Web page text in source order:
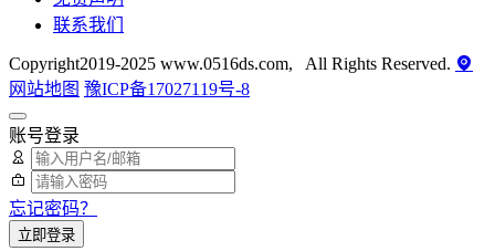
联系我们
Copyright2019-2025 www.0516ds.com, All Rights Reserved.
网站地图 豫ICP备17027119号-8
账号登录
忘记密码？
立即登录